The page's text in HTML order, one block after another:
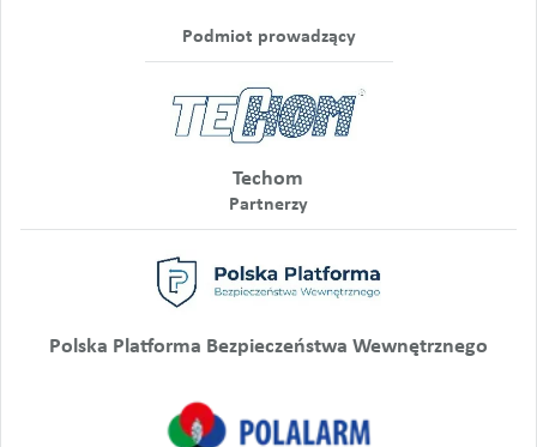
Podmiot prowadzący
Techom
Partnerzy
Polska Platforma Bezpieczeństwa Wewnętrznego